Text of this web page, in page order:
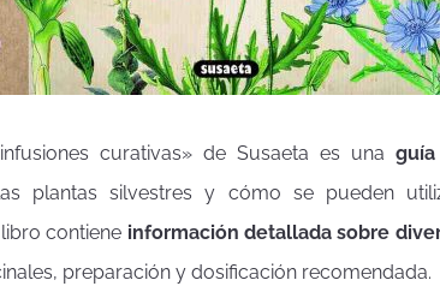
curativas» de Susaeta es una
plantas silvestres y cómo se pueden
contiene información detallada sobre
preparación y dosificación recomendada.